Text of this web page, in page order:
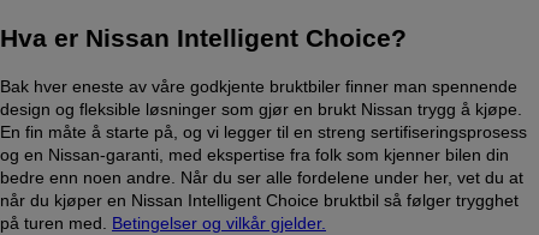
Hva er Nissan Intelligent Choice?
Bak hver eneste av våre godkjente bruktbiler finner man spennende
design og fleksible løsninger som gjør en brukt Nissan trygg å kjøpe.
En fin måte å starte på, og vi legger til en streng sertifiseringsprosess
og en Nissan-garanti, med ekspertise fra folk som kjenner bilen din
bedre enn noen andre. Når du ser alle fordelene under her, vet du at
når du kjøper en Nissan Intelligent Choice bruktbil så følger trygghet
på turen med. Betingelser og vilkår gjelder.